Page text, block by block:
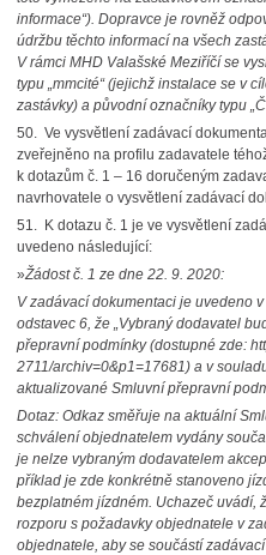
informace“). Dopravce je rovněž
údržbu těchto informací na všech
V rámci MHD Valašské Meziříčí se
typu „mmcité“ (jejichž instalace se v
zastávky) a původní označníky typu
50. Ve vysvětlení zadávací
zveřejněno na profilu zadavatele
k dotazům č. 1 – 16 doručeným
navrhovatele o vysvětlení zadávací
51. K dotazu č. 1 je ve vysvětlení
uvedeno následující:
»Žádost č. 1 ze dne 22. 9. 2020:
V zadávací dokumentaci je uvedeno
odstavec 6, že „Vybraný dodavatel
přepravní podmínky (dostupné zde:
2711/archiv=0&p1=17681) a v
aktualizované Smluvní přepravní
Dotaz: Odkaz směřuje na aktuální
schválení objednatelem vydány
je nelze vybraným dodavatelem
příklad je zde konkrétně stanoveno
bezplatném jízdném. Uchazeč uvádí,
rozporu s požadavky objednatele v
objednatele, aby se součástí